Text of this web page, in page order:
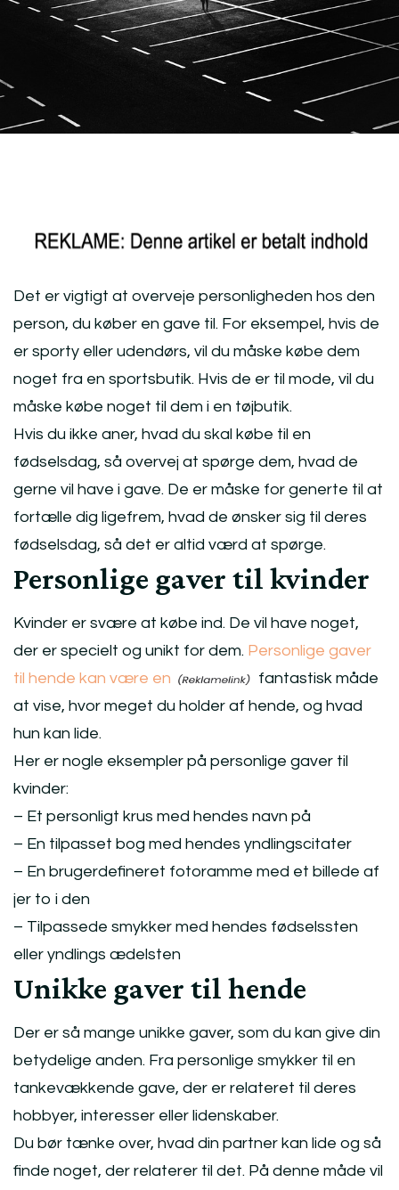
Det er vigtigt at overveje personligheden hos den
person, du køber en gave til. For eksempel, hvis de
er sporty eller udendørs, vil du måske købe dem
noget fra en sportsbutik. Hvis de er til mode, vil du
måske købe noget til dem i en tøjbutik.
Hvis du ikke aner, hvad du skal købe til en
fødselsdag, så overvej at spørge dem, hvad de
gerne vil have i gave. De er måske for generte til at
fortælle dig ligefrem, hvad de ønsker sig til deres
fødselsdag, så det er altid værd at spørge.
Personlige gaver til kvinder
Kvinder er svære at købe ind. De vil have noget,
der er specielt og unikt for dem. Personlige gaver
til hende kan være en
fantastisk måde
at vise, hvor meget du holder af hende, og hvad
hun kan lide.
Her er nogle eksempler på personlige gaver til
kvinder:
– Et personligt krus med hendes navn på
– En tilpasset bog med hendes yndlingscitater
– En brugerdefineret fotoramme med et billede af
jer to i den
– Tilpassede smykker med hendes fødselssten
eller yndlings ædelsten
Unikke gaver til hende
Der er så mange unikke gaver, som du kan give din
betydelige anden. Fra personlige smykker til en
tankevækkende gave, der er relateret til deres
hobbyer, interesser eller lidenskaber.
Du bør tænke over, hvad din partner kan lide og så
finde noget, der relaterer til det. På denne måde vil